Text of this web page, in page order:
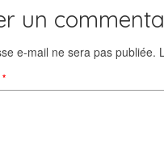
un
e-mail ne sera pas publiée.
*